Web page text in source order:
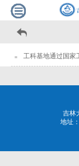
工科基地通过国家
吉林
地址